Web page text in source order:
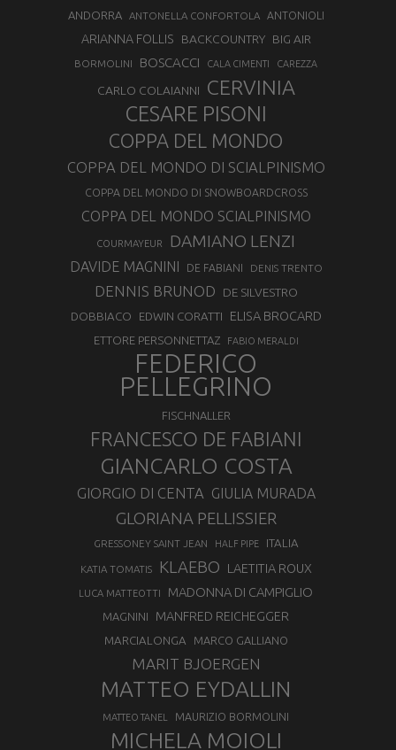
ANDORRA ANTONELLA CONFORTOLA ANTONIOLI
ARIANNA FOLLIS BACKCOUNTRY BIG AIR
BORMOLINI BOSCACCI CALA CIMENTI CAREZZA
CARLO COLAIANNI CERVINIA
CESARE PISONI
COPPA DEL MONDO
COPPA DEL MONDO DI SCIALPINISMO
COPPA DEL MONDO DI SNOWBOARDCROSS
COPPA DEL MONDO SCIALPINISMO
COURMAYEUR DAMIANO LENZI
DAVIDE MAGNINI DE FABIANI DENIS TRENTO
DENNIS BRUNOD DE SILVESTRO
DOBBIACO EDWIN CORATTI ELISA BROCARD
ETTORE PERSONNETTAZ FABIO MERALDI
FEDERICO
PELLEGRINO
FISCHNALLER
FRANCESCO DE FABIANI
GIANCARLO COSTA
GIORGIO DI CENTA GIULIA MURADA
GLORIANA PELLISSIER
GRESSONEY SAINT JEAN HALF PIPE ITALIA
KATIA TOMATIS KLAEBO LAETITIA ROUX
LUCA MATTEOTTI MADONNA DI CAMPIGLIO
MAGNINI MANFRED REICHEGGER
MARCIALONGA MARCO GALLIANO
MARIT BJOERGEN
MATTEO EYDALLIN
MATTEO TANEL MAURIZIO BORMOLINI
MICHELA MOIOLI